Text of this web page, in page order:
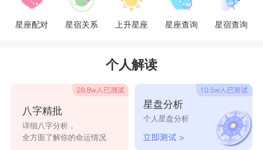
巴不得所有人都来看看他的女朋友有多么多么好，
多么多么优秀，自己是多么多么幸福，恨不得宣告
子男不再爱你了，你们之间的感情再也不会出现在
他的朋友圈中，甚至还会藏着掖着，也不会跟任何
人提起你的存在。爱不爱你的表现是非常明显的。
处女座：不再与你斗嘴
星座配对 星宿关系 上升星座 星座查询 星宿查询
个人解读
八字精批
详细八字分析，
全方面了解你的命运情况
星盘分析
个人星盘分析